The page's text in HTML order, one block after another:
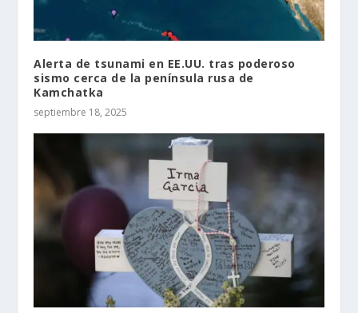
Alerta de tsunami en EE.UU. tras poderoso
sismo cerca de la península rusa de
Kamchatka
septiembre 18, 2025